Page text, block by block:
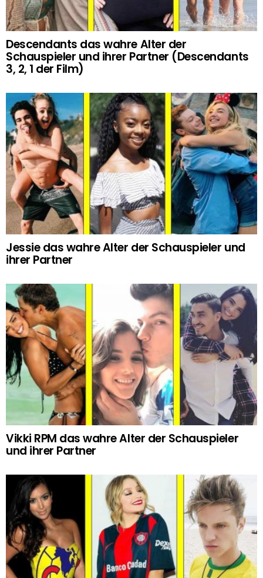
Descendants das wahre Alter der
Schauspieler und ihrer Partner (Descendants
3, 2, 1 der Film)
Jessie das wahre Alter der Schauspieler und
ihrer Partner
Vikki RPM das wahre Alter der Schauspieler
und ihrer Partner